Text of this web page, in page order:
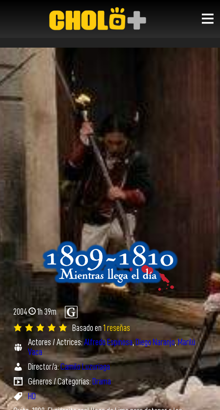
2004
1h 39m
Basado en 1 reseñas
Actores / Actrices: Alfredo Espinosa, Diego Naranjo, Marilú
Vaca
Director/a:Camilo Luzuriaga
Géneros / Categorías: Drama
HD